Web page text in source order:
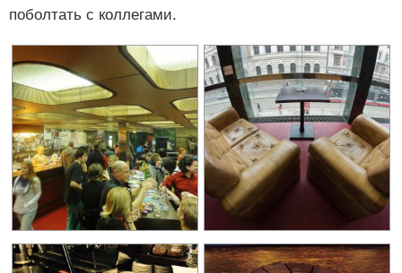
поболтать с коллегами.